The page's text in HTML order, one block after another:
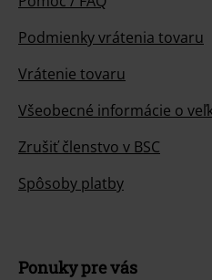
Podmienky vrátenia tovaru
Vrátenie tovaru
Všeobecné informácie o
Zrušiť členstvo v BSC
Spôsoby platby
Ponuky pre vás